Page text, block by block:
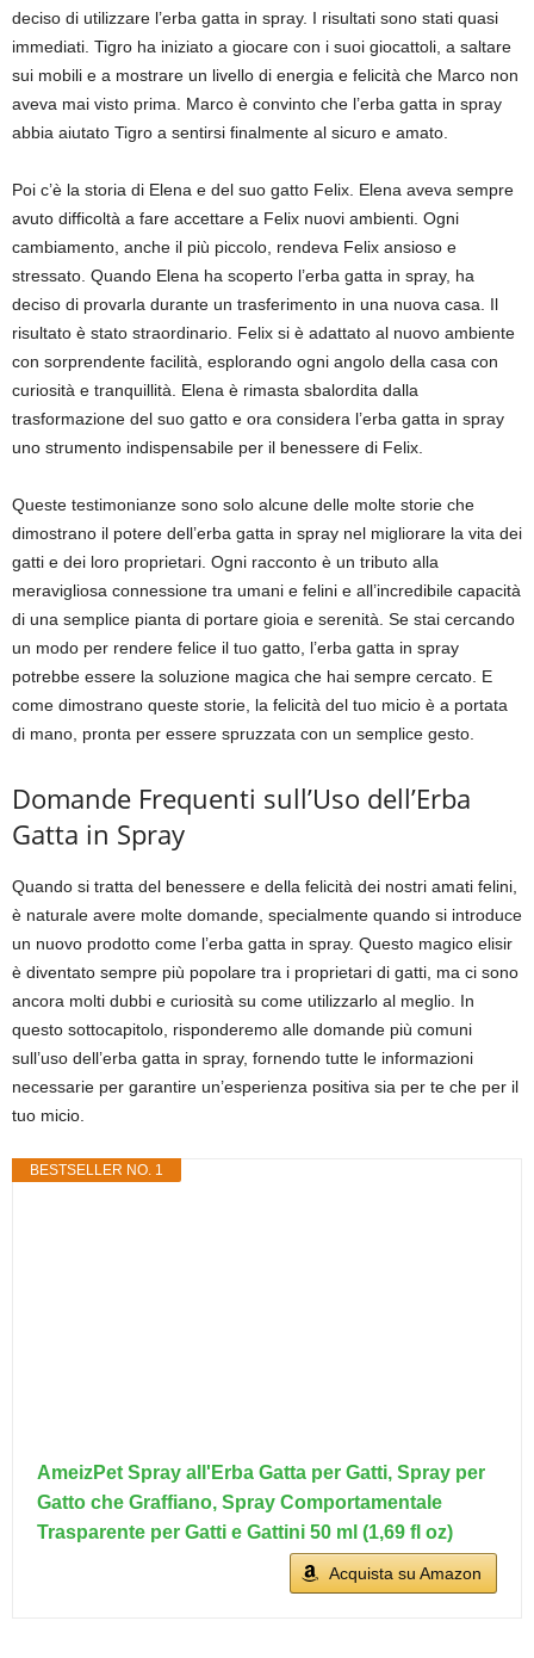
deciso di utilizzare l’erba gatta in spray. I risultati sono stati quasi
immediati. Tigro ha iniziato a giocare con i suoi giocattoli, a saltare
sui mobili e a mostrare un livello di energia e felicità che Marco non
aveva mai visto prima. Marco è convinto che l’erba gatta in spray
abbia aiutato Tigro a sentirsi finalmente al sicuro e amato.
Poi c’è la storia di Elena e del suo gatto Felix. Elena aveva sempre
avuto difficoltà a fare accettare a Felix nuovi ambienti. Ogni
cambiamento, anche il più piccolo, rendeva Felix ansioso e
stressato. Quando Elena ha scoperto l’erba gatta in spray, ha
deciso di provarla durante un trasferimento in una nuova casa. Il
risultato è stato straordinario. Felix si è adattato al nuovo ambiente
con sorprendente facilità, esplorando ogni angolo della casa con
curiosità e tranquillità. Elena è rimasta sbalordita dalla
trasformazione del suo gatto e ora considera l’erba gatta in spray
uno strumento indispensabile per il benessere di Felix.
Queste testimonianze sono solo alcune delle molte storie che
dimostrano il potere dell’erba gatta in spray nel migliorare la vita dei
gatti e dei loro proprietari. Ogni racconto è un tributo alla
meravigliosa connessione tra umani e felini e all’incredibile capacità
di una semplice pianta di portare gioia e serenità. Se stai cercando
un modo per rendere felice il tuo gatto, l’erba gatta in spray
potrebbe essere la soluzione magica che hai sempre cercato. E
come dimostrano queste storie, la felicità del tuo micio è a portata
di mano, pronta per essere spruzzata con un semplice gesto.
Domande Frequenti sull’Uso dell’Erba
Gatta in Spray
Quando si tratta del benessere e della felicità dei nostri amati felini,
è naturale avere molte domande, specialmente quando si introduce
un nuovo prodotto come l’erba gatta in spray. Questo magico elisir
è diventato sempre più popolare tra i proprietari di gatti, ma ci sono
ancora molti dubbi e curiosità su come utilizzarlo al meglio. In
questo sottocapitolo, risponderemo alle domande più comuni
sull’uso dell’erba gatta in spray, fornendo tutte le informazioni
necessarie per garantire un’esperienza positiva sia per te che per il
tuo micio.
BESTSELLER NO. 1
AmeizPet Spray all'Erba Gatta per Gatti, Spray per
Gatto che Graffiano, Spray Comportamentale
Trasparente per Gatti e Gattini 50 ml (1,69 fl oz)
Acquista su Amazon